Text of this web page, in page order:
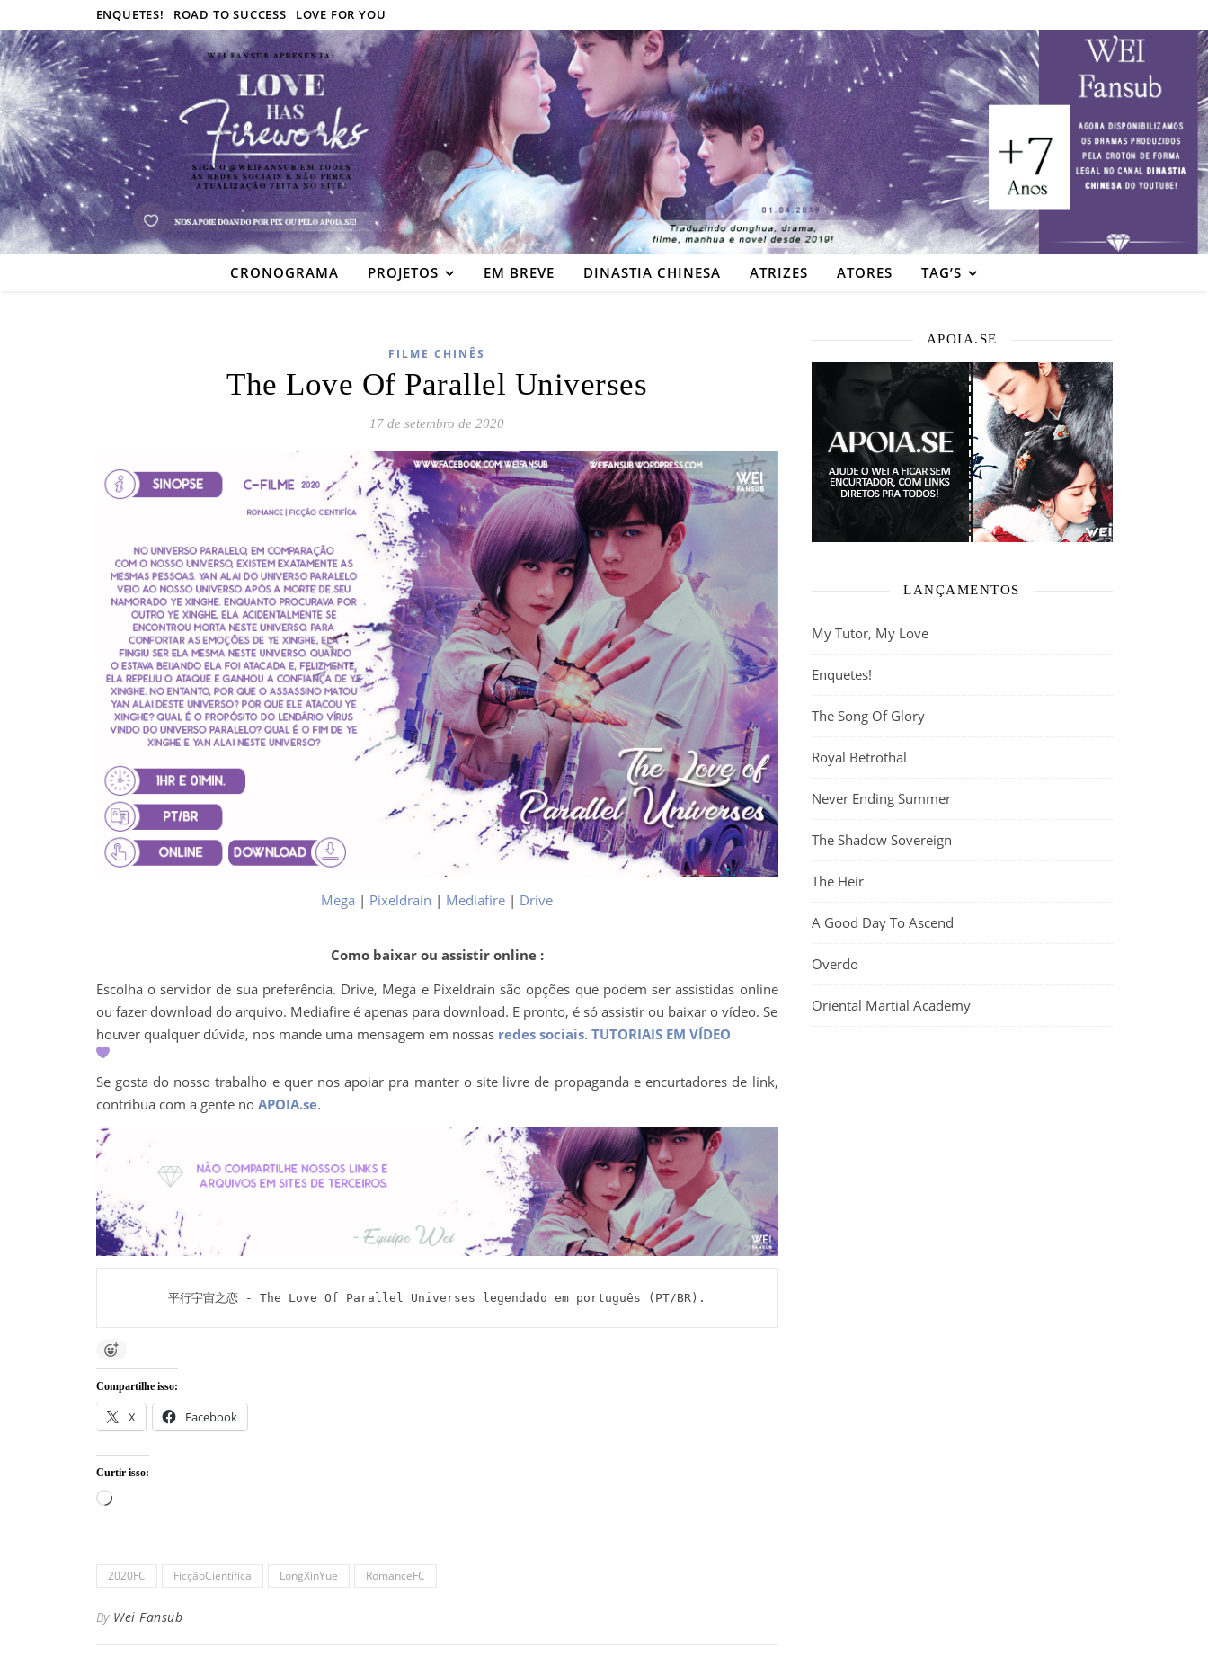
ENQUETES! ROAD TO SUCCESS LOVE FOR YOU
CRONOGRAMA PROJETOS EM BREVE DINASTIA CHINESA ATRIZES ATORES TAG’S
FILME CHINÊS
The Love Of Parallel Universes
17 de setembro de 2020
Mega | Pixeldrain | Mediafire | Drive
Como baixar ou assistir online :
Escolha o servidor de sua preferência. Drive, Mega e Pixeldrain são opções que podem ser assistidas online
ou fazer download do arquivo. Mediafire é apenas para download. E pronto, é só assistir ou baixar o vídeo. Se
houver qualquer dúvida, nos mande uma mensagem em nossas redes sociais. TUTORIAIS EM VÍDEO
Se gosta do nosso trabalho e quer nos apoiar pra manter o site livre de propaganda e encurtadores de link,
contribua com a gente no APOIA.se.
平行宇宙之恋 - The Love Of Parallel Universes legendado em português (PT/BR).
Compartilhe isso:
X Facebook
Curtir isso:
Carregando...
2020FC FicçãoCientífica LongXinYue RomanceFC
By Wei Fansub
APOIA.SE
LANÇAMENTOS
My Tutor, My Love
Enquetes!
The Song Of Glory
Royal Betrothal
Never Ending Summer
The Shadow Sovereign
The Heir
A Good Day To Ascend
Overdo
Oriental Martial Academy